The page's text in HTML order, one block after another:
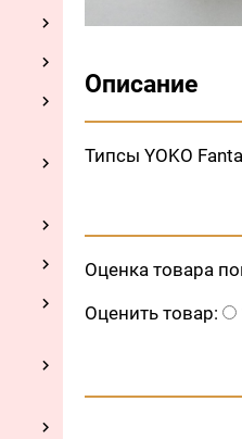
Описание
Типсы YOKO
Оценка товара
Оценить товар: